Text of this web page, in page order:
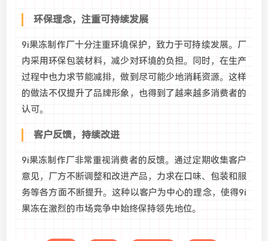
环保理念，注重可持续发展
9i果冻制作厂十分注重环境保护，致力于可持续发展。厂
内采用环保包装材料，减少对环境的负担。同时，在生产
过程中也力求节能减排，做到尽可能少地消耗资源。这样
的做法不仅提升了品牌形象，也得到了越来越多消费者的
认可。
客户反馈，持续改进
9i果冻制作厂非常重视消费者的反馈。通过定期收集客户
意见，厂方不断调整和改进产品，力求在口味、包装和服
务等各方面不断提升。这种以客户为中心的理念，使得9i
果冻在激烈的市场竞争中始终保持领先地位。